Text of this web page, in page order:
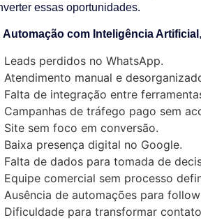
essas oportunidades.
Automação com Inteligência Artificial
Leads perdidos no WhatsApp.
Atendimento manual e
Falta de integração entre
Campanhas de tráfego pago sem
Site sem foco em conversão.
Baixa presença digital no Google.
Falta de dados para tomada de
Equipe comercial sem processo
Ausência de automações para
Dificuldade para transformar